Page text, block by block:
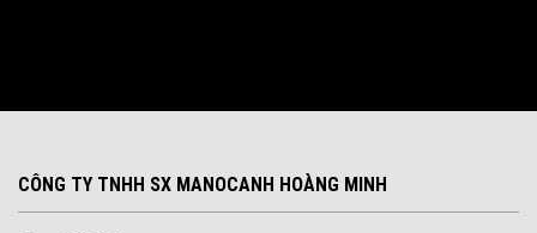
CÔNG TY TNHH SX MANOCANH HOÀNG MINH